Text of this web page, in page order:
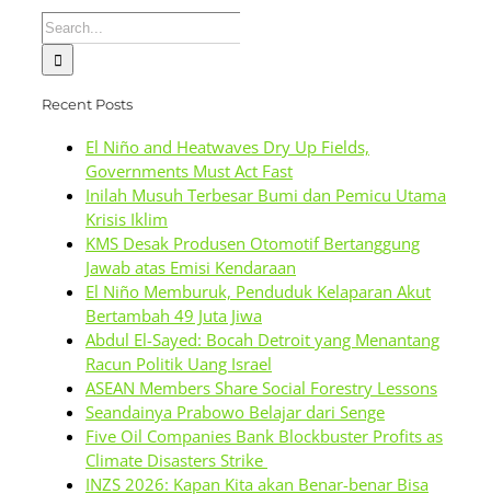
Search
for:
Recent Posts
El Niño and Heatwaves Dry Up Fields,
Governments Must Act Fast
Inilah Musuh Terbesar Bumi dan Pemicu Utama
Krisis Iklim
KMS Desak Produsen Otomotif Bertanggung
Jawab atas Emisi Kendaraan
El Niño Memburuk, Penduduk Kelaparan Akut
Bertambah 49 Juta Jiwa
Abdul El-Sayed: Bocah Detroit yang Menantang
Racun Politik Uang Israel
ASEAN Members Share Social Forestry Lessons
Seandainya Prabowo Belajar dari Senge
Five Oil Companies Bank Blockbuster Profits as
Climate Disasters Strike
INZS 2026: Kapan Kita akan Benar-benar Bisa